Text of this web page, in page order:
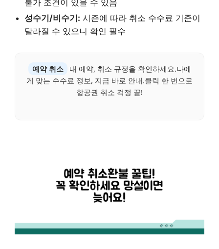
불가 조건이 있을 수 있음
성수기/비수기: 시즌에 따라 취소 수수료 기준이
달라질 수 있으니 확인 필수
예약 취소
내 예약, 취소 규정을 확인하세요.나에
게 맞는 수수료 정보, 지금 바로 안내.클릭 한 번으로
항공권 취소 걱정 끝!